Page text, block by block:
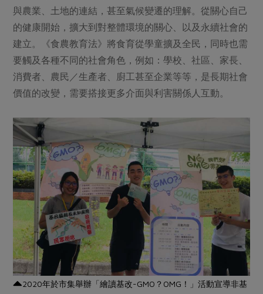
與農業、土地的連結，甚至氣候變遷的理解。從關心自己
的健康開始，擴大到對整體環境的關心、以及永續社會的
建立。《食農教育法》將食育從學童擴及全民，同時也需
要觸及各種不同的社會角色，例如：學校、社區、家長、
消費者、農民／生產者、廚工甚至企業等等，是長期社會
價值的改變，需要搭接更多介面與利害關係人互動。
2020年於市集舉辦「繪讀基改-GMO？OMG！」活動宣導非基